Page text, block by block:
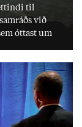
til
við
ótt­ast um